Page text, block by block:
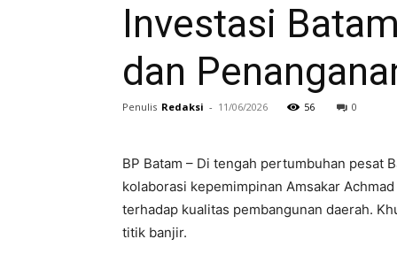
Investasi
dan
Penulis Redaksi - 11/06/2026 56 0
BP Batam – Di tengah pertumbuhan pesat
kolaborasi kepemimpinan Amsakar
terhadap kualitas pembangunan daerah.
titik banjir.